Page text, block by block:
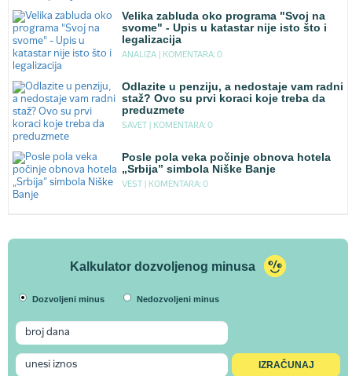
Velika zabluda oko programa "Svoj na
svome" - Upis u katastar nije isto što i
legalizacija
ANALIZA | KOMENTARA: 0
Odlazite u penziju, a nedostaje vam radni
staž? Ovo su prvi koraci koje treba da
preduzmete
SAVET | KOMENTARA: 0
Posle pola veka počinje obnova hotela
„Srbija” simbola Niške Banje
VEST | KOMENTARA: 0
Kalkulator dozvoljenog minusa
Dozvoljeni minus Nedozvoljeni minus